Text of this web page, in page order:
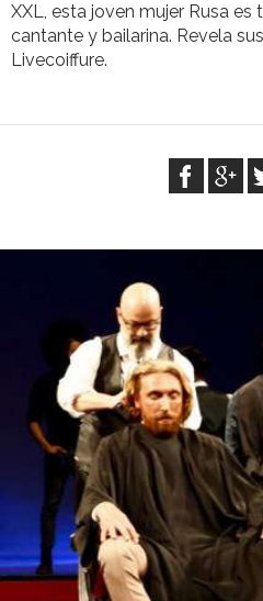
XXL, esta joven mujer Rusa es
cantante y bailarina. Revela
Livecoiffure.